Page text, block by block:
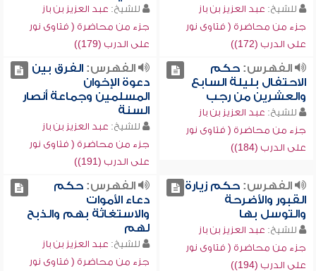
للشيخ: عبد العزيز بن باز
جزء من محاضرة ( فتاوى نور
على الدرب (172))
للشيخ: عبد العزيز بن باز
جزء من محاضرة ( فتاوى نور
على الدرب (179))
الفهرس:حكم
الاحتفال بليلة السابع
والعشرين من رجب
للشيخ: عبد العزيز بن باز
جزء من محاضرة ( فتاوى نور
على الدرب (184))
الفهرس:الفرق بين
دعوة الإخوان
المسلمين وجماعة أنصار
السنة
للشيخ: عبد العزيز بن باز
جزء من محاضرة ( فتاوى نور
على الدرب (191))
الفهرس:حكم زيارة
القبور والأضرحة
والتوسل بها
للشيخ: عبد العزيز بن باز
جزء من محاضرة ( فتاوى نور
على الدرب (194))
الفهرس:حكم
دعاء الأموات
والاستغاثة بهم والذبح
لهم
للشيخ: عبد العزيز بن باز
جزء من محاضرة ( فتاوى نور